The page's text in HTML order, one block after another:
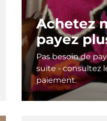
Achetez
payez
Pas besoin de
suite - consultez
paiement.